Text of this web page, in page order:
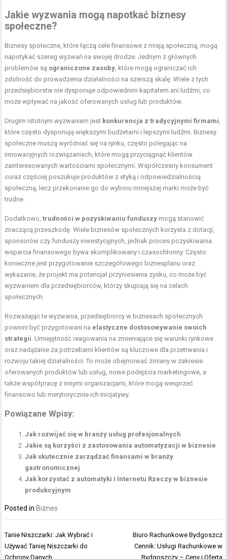
Jakie wyzwania mogą napotkać biznesy
społeczne?
Biznesy społeczne, które łączą cele finansowe z misją społeczną, mogą
napotykać szereg wyzwań na swojej drodze. Jednym z głównych
problemów są ograniczone zasoby , które mogą ograniczać ich
zdolność do prowadzenia działalności na szerszą skalę. Wiele z tych
przedsiębiorstw nie dysponuje odpowiednim kapitałem ani ludźmi, co
może wpływać na jakość oferowanych usług lub produktów.
Drugim istotnym wyzwaniem jest konkurencja z tradycyjnymi firmami
które często dysponują większymi budżetami i lepszymi ludźmi. Biznesy
społeczne muszą wyróżniać się na rynku, często polegając na
innowacyjnych rozwiązaniach, które mogą przyciągnąć klientów
zainteresowanych wartościami społecznymi. Współczesny konsument
coraz częściej poszukuje produktów z etyką i odpowiedzialnością
społeczną, lecz przekonanie go do wyboru mniejszej marki może być
trudne.
Dodatkowo,trudności w pozyskiwaniu funduszy mogą stanowić
znaczącą przeszkodę. Wiele biznesów społecznych korzysta z dotacji,
sponsorów czy funduszy inwestycyjnych, jednak proces pozyskiwania
wsparcia finansowego bywa skomplikowany i czasochłonny. Często
konieczne jest przygotowanie szczegółowego biznesplanu oraz
wykazanie, że projekt ma potencjał przyniesienia zysku, co może być
wyzwaniem dla przedsiębiorców, którzy skupiają się na celach
społecznych.
Rozważając te wyzwania, przedsiębiorcy w biznesach społecznych
powinni być przygotowani na elastyczne dostosowywanie swoich
strategii . Umiejętność reagowania na zmieniające się warunki rynkowe
oraz nadążanie za potrzebami klientów są kluczowe dla przetrwania i
rozwoju takiej działalności. To może obejmować zmiany w zakresie
oferowanych produktów lub usług, nowe podejścia marketingowe, a
także współpracę z innymi organizacjami, które mogą wesprzeć
finansowo lub merytorycznie ich inicjatywy.
Powiązane Wpisy:
Jak rozwijać się w branży usług profesjonalnych
Jakie są korzyści z zastosowania automatyzacji w biznesie
Jak skutecznie zarządzać finansami w branży
gastronomicznej
Jak korzystać z automatyki i Internetu Rzeczy w biznesie
produkcyjnym
Posted inBiznes
Nawigacja
wpisu
Tanie Niszczarki: Jak Wybrać i
Używać Taniej Niszczarki do
Ochrony Danych
Biuro Rachunkowe Bydgoszcz
Cennik: Usługi Rachunkowe w
Bydgoszczy – Ceny i Oferta